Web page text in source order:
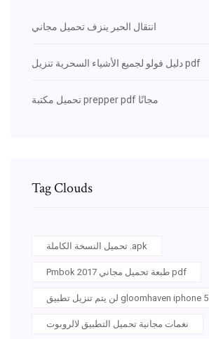
انتقال الحبر ينزف تحميل مجاني
دليل فولو لجميع الأشياء السحرية تنزيل pdf
تحميل مكتبة prepper pdf مجانًا
Tag Clouds
تحميل النسخة الكاملة .apk
Pmbok 2017 طبعة تحميل مجاني pdf
لن يتم تنزيل تطبيق gloomhaven iphone 5
نغمات مجانية تحميل التطبيق لالروبوت